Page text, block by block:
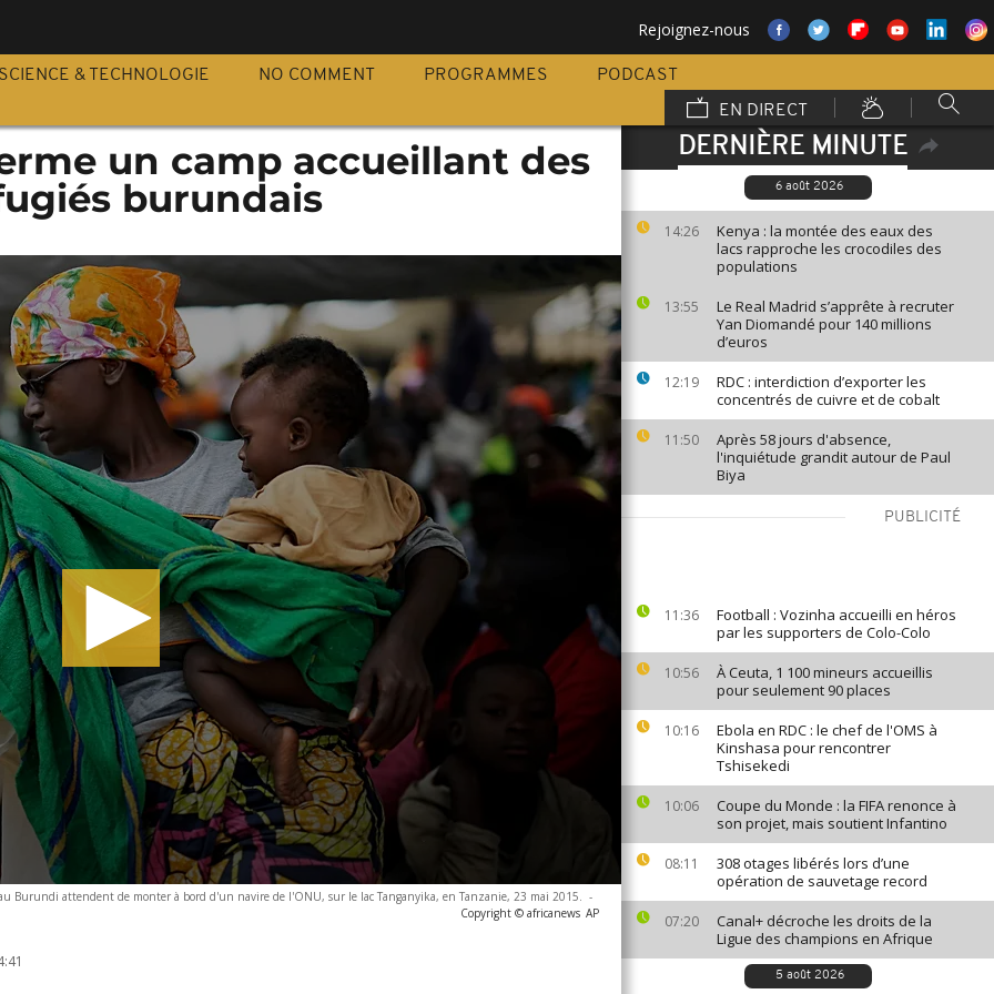
Rejoignez-nous
SCIENCE & TECHNOLOGIE NO COMMENT PROGRAMMES
PODCAST
EN DIRECT
DERNIÈRE MINUTE
6 août 2026
14:26
Kenya : la montée des eaux des
lacs rapproche les crocodiles des
populations
13:55
Le Real Madrid s’apprête à recruter
Yan Diomandé pour 140 millions
d’euros
12:19
RDC : interdiction d’exporter les
concentrés de cuivre et de cobalt
11:50
Après 58 jours d'absence,
l'inquiétude grandit autour de Paul
Biya
PUBLICITÉ
11:36
Football : Vozinha accueilli en héros
par les supporters de Colo-Colo
10:56
À Ceuta, 1 100 mineurs accueillis
pour seulement 90 places
10:16
Ebola en RDC : le chef de l'OMS à
Kinshasa pour rencontrer
Tshisekedi
10:06
Coupe du Monde : la FIFA renonce à
son projet, mais soutient Infantino
08:11
308 otages libérés lors d’une
opération de sauvetage record
07:20
Canal+ décroche les droits de la
Ligue des champions en Afrique
5 août 2026
un camp accueillant des
burundais
Burundi attendent de monter à bord d'un navire de l'ONU, sur le lac Tanganyika, en Tanzanie, 23 mai 2015. -
Copyright © africanews AP